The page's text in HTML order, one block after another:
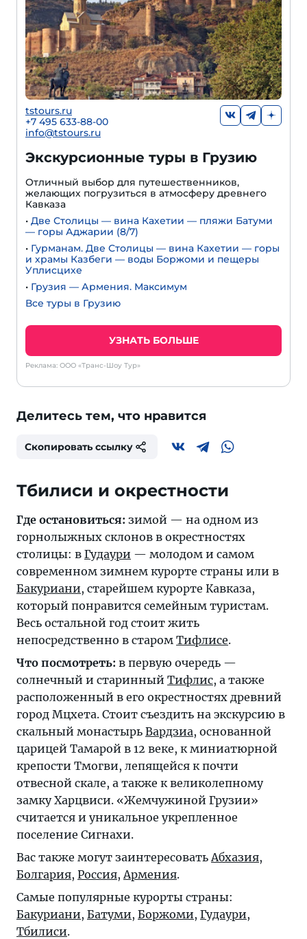
tstours.ru
+7 495 633-88-00
info@tstours.ru
Экскурсионные туры в Грузию
Отличный выбор для путешественников,
желающих погрузиться в атмосферу древнего
Кавказа
• Две Столицы — вина Кахетии — пляжи Батуми
— горы Аджарии (8/7)
• Гурманам. Две Столицы — вина Кахетии — горы
и храмы Казбеги — воды Боржоми и пещеры
Уплисцихе
• Грузия — Армения. Максимум
Все туры в Грузию
УЗНАТЬ БОЛЬШЕ
Реклама: ООО «Транс-Шоу Тур»
Делитесь тем, что нравится
Скопировать ссылку
Тбилиси и окрестности
Где остановиться: зимой — на одном из
горнолыжных склонов в окрестностях
столицы: в Гудаури — молодом и самом
современном зимнем курорте страны или в
Бакуриани, старейшем курорте Кавказа,
который понравится семейным туристам.
Весь остальной год стоит жить
непосредственно в старом Тифлисе.
Что посмотреть: в первую очередь —
солнечный и старинный Тифлис, а также
расположенный в его окрестностях древний
город Мцхета. Стоит съездить на экскурсию в
скальный монастырь Вардзиа, основанной
царицей Тамарой в 12 веке, к миниатюрной
крепости Тмогви, лепящейся к почти
отвесной скале, а также к великолепному
замку Харцвиси. «Жемчужиной Грузии»
считается и уникальное укрепленное
поселение Сигнахи.
Вас также могут заинтересовать Абхазия,
Болгария, Россия, Армения.
Самые популярные курорты страны:
Бакуриани, Батуми, Боржоми, Гудаури,
Тбилиси.